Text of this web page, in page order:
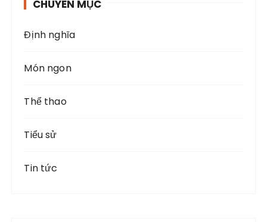
r
CHUYÊN MỤC
Định nghĩa
Món ngon
Thể thao
Tiểu sử
Tin tức